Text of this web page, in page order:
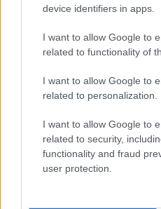
device identifiers in apps.
I want to allow Google to
related to functionality of
I want to allow Google to
related to personalization.
I want to allow Google to
related to security,
functionality and fraud
user protection.
Οικονομία| 07.09.2025
Πηγές υπουργείου
Δεν υπάρχει θέμα
Ελλάδας στο
τον ΦΠΑ
Τι ξεκαθαρίζουν
σχετικά με την
μείωση ή και